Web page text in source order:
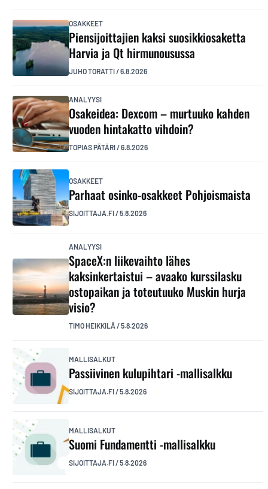
OSAKKEET
Piensijoittajien kaksi suosikkiosaketta
Harvia ja Qt hirmunousussa
JUHO TORATTI/6.8.2026
ANALYYSI
Osakeidea: Dexcom – murtuuko kahden
vuoden hintakatto vihdoin?
TOPIAS PÄTÄRI/6.8.2026
OSAKKEET
Parhaat osinko-osakkeet Pohjoismaista
SIJOITTAJA.FI/5.8.2026
ANALYYSI
SpaceX:n liikevaihto lähes
kaksinkertaistui – avaako kurssilasku
ostopaikan ja toteutuuko Muskin hurja
visio?
TIMO HEIKKILÄ /5.8.2026
MALLISALKUT
Passiivinen kulupihtari -mallisalkku
SIJOITTAJA.FI/5.8.2026
MALLISALKUT
Suomi Fundamentti -mallisalkku
SIJOITTAJA.FI/5.8.2026